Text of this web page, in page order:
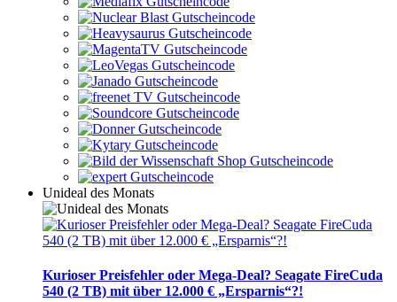
Unideal des Monats
Kurioser Preisfehler oder Mega-Deal? Seagate FireCuda
540 (2 TB) mit über 12.000 € „Ersparnis“?!